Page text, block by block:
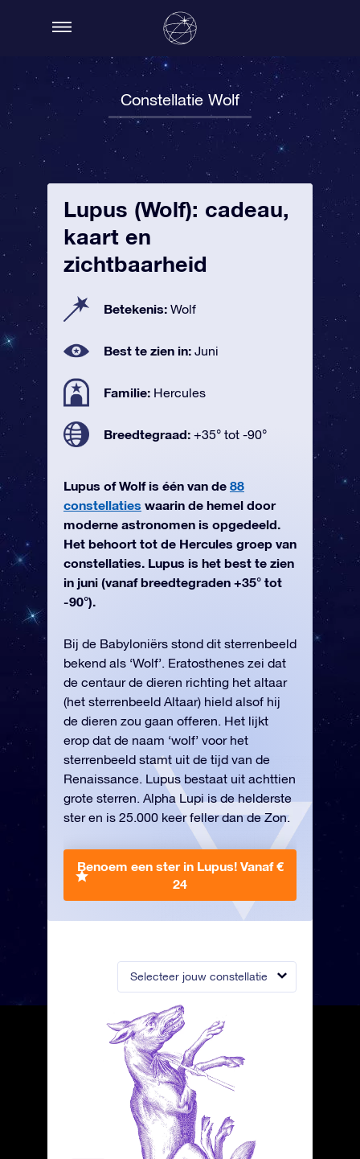
Constellatie Wolf
Selecteer jouw constellatie
Lupus (Wolf): cadeau,
kaart en
zichtbaarheid
Betekenis: Wolf
Best te zien in: Juni
Familie: Hercules
Breedtegraad: +35° tot -90°
Lupus of Wolf is één van de 88
constellaties waarin de hemel door
moderne astronomen is opgedeeld.
Het behoort tot de Hercules groep van
constellaties. Lupus is het best te zien
in juni (vanaf breedtegraden +35° tot
-90°).
Bij de Babyloniërs stond dit sterrenbeeld
bekend als ‘Wolf’. Eratosthenes zei dat
de centaur de dieren richting het altaar
(het sterrenbeeld Altaar) hield alsof hij
de dieren zou gaan offeren. Het lijkt
erop dat de naam ‘wolf’ voor het
sterrenbeeld stamt uit de tijd van de
Renaissance. Lupus bestaat uit achttien
grote sterren. Alpha Lupi is de helderste
ster en is 25.000 keer feller dan de Zon.
Benoem een ster in Lupus! Vanaf €
24